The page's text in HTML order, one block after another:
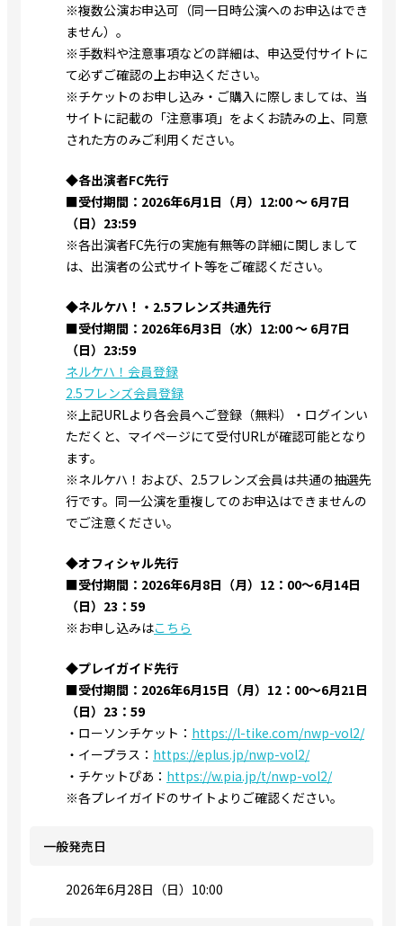
※複数公演お申込可（同一日時公演へのお申込はでき
ません）。
※手数料や注意事項などの詳細は、申込受付サイトに
て必ずご確認の上お申込ください。
※チケットのお申し込み・ご購入に際しましては、当
サイトに記載の「注意事項」をよくお読みの上、同意
された方のみご利用ください。
◆各出演者FC先行
■受付期間：2026年6月1日（月）12:00 ～ 6月7日
（日）23:59
※各出演者FC先行の実施有無等の詳細に関しまして
は、出演者の公式サイト等をご確認ください。
◆ネルケハ！・2.5フレンズ共通先行
■受付期間：2026年6月3日（水）12:00 ～ 6月7日
（日）23:59
ネルケハ！会員登録
2.5フレンズ会員登録
※上記URLより各会員へご登録（無料）・ログインい
ただくと、マイページにて受付URLが確認可能となり
ます。
※ネルケハ！および、2.5フレンズ会員は共通の抽選先
行です。同一公演を重複してのお申込はできませんの
でご注意ください。
◆オフィシャル先行
■受付期間：2026年6月8日（月）12：00～6月14日
（日）23：59
※お申し込みはこちら
◆プレイガイド先行
■受付期間：2026年6月15日（月）12：00～6月21日
（日）23：59
・ローソンチケット： https://l-tike.com/nwp-vol2/
・イープラス： https://eplus.jp/nwp-vol2/
・チケットぴあ： https://w.pia.jp/t/nwp-vol2/
※各プレイガイドのサイトよりご確認ください。
一般発売日
2026年6月28日（日）10:00